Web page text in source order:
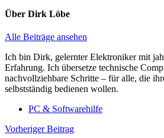
Über Dirk Löbe
Alle Beiträge ansehen
Ich bin Dirk, gelernter Elektroniker mit
Erfahrung. Ich übersetze technische
nachvollziehbare Schritte – für alle, die
selbstständig bedienen wollen.
PC & Softwarehilfe
Beitragsnavigation
Vorheriger Beitrag